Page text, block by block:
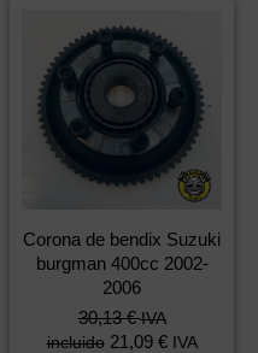
Corona de bendix Suzuki
burgman 400cc 2002-
2006
30,13€ IVA
incluido 21,09 € IVA